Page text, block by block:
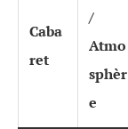
Caba
ret
/
Atmo
sphèr
e